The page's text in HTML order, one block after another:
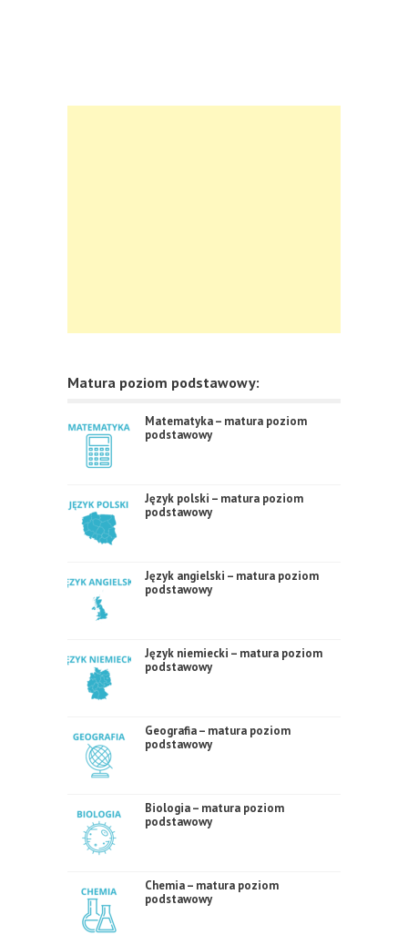
Matura poziom podstawowy:
Matematyka – matura poziom
podstawowy
Język polski – matura poziom
podstawowy
Język angielski – matura poziom
podstawowy
Język niemiecki – matura poziom
podstawowy
Geografia – matura poziom
podstawowy
Biologia – matura poziom
podstawowy
Chemia – matura poziom
podstawowy